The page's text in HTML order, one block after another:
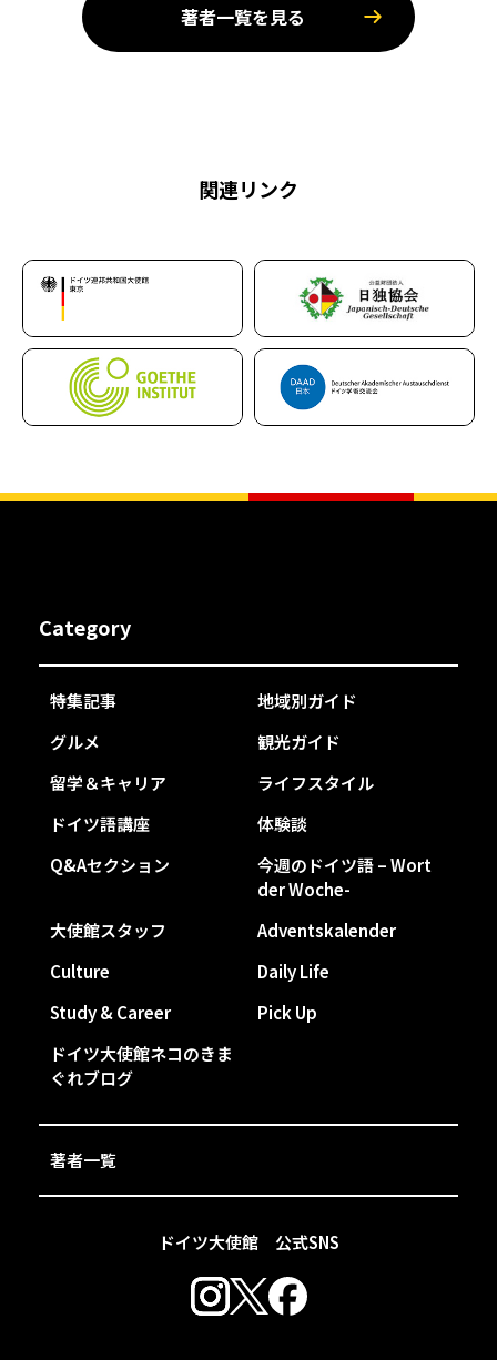
著者一覧を見る
関連リンク
ドイツ大使館 公式SNS
Category
特集記事
地域別ガイド
グルメ
観光ガイド
留学＆キャリア
ライフスタイル
ドイツ語講座
体験談
Q&Aセクション
今週のドイツ語 – Wort
der Woche-
大使館スタッフ
Adventskalender
Culture
Daily Life
Study & Career
Pick Up
ドイツ大使館ネコのきま
ぐれブログ
著者一覧